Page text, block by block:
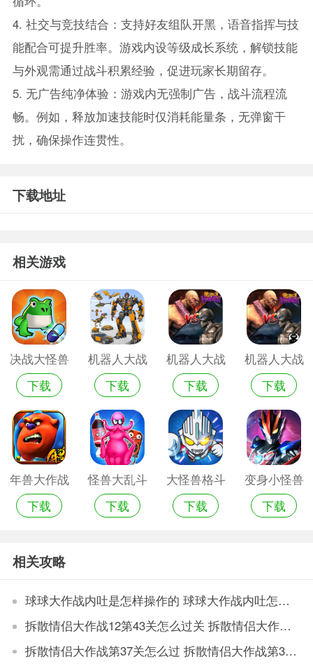
4. 社交与竞技结合：支持好友组队开黑，语音指挥与技
能配合可提升胜率。游戏内设等级成长系统，解锁技能
与外观需通过战斗积累经验，促进玩家长期留存。
5. 无广告纯净体验：游戏内无强制广告，战斗流程流
畅。例如，释放加速技能时仅消耗能量条，无弹窗干
扰，确保操作连贯性。
下载地址
相关游戏
决战大怪兽
中文版
下载
机器人大战
怪兽游戏手
机版
下载
机器人大战
怪兽
下载
机器人大战
怪兽手游
下载
年兽大作战
下载
怪兽大乱斗
免费版
下载
大怪兽格斗
游戏手机版
下载
变身小怪兽
破解版
下载
相关攻略
球球大作战内吐是怎样操作的 球球大作战内吐怎么操作
拆散情侣大作战12第43关怎么过关 拆散情侣大作战12第43关过关技巧
拆散情侣大作战第37关怎么过 拆散情侣大作战第37关通关攻略